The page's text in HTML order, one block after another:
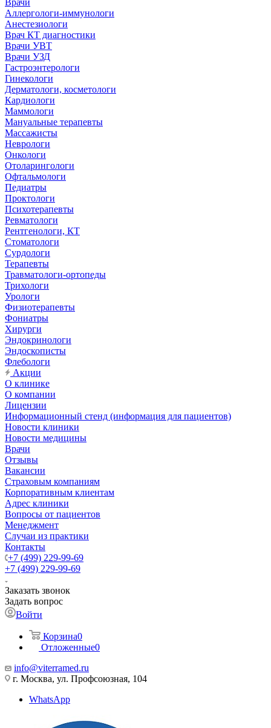
Врачи
Аллергологи-иммунологи
Анестезиологи
Врач КТ диагностики
Врачи УВТ
Врачи УЗД
Гастроэнтерологи
Гинекологи
Дерматологи, косметологи
Кардиологи
Маммологи
Мануальные терапевты
Массажисты
Неврологи
Онкологи
Отоларингологи
Офтальмологи
Педиатры
Проктологи
Психотерапевты
Ревматологи
Рентгенологи, КТ
Стоматологи
Сурдологи
Терапевты
Травматологи-ортопеды
Трихологи
Урологи
Физиотерапевты
Фониатры
Хирурги
Эндокринологи
Эндоскописты
Флебологи
Акции
О клинике
О компании
Лицензии
Информационный стенд (информация для пациентов)
Новости клиники
Новости медицины
Врачи
Отзывы
Вакансии
Страховым компаниям
Корпоративным клиентам
Адрес клиники
Вопросы от пациентов
Менеджмент
Случаи из практики
Контакты
+7 (499) 229-99-69
+7 (499) 229-99-69
Заказать звонок
Задать вопрос
Войти
Корзина0
Отложенные0
info@viterramed.ru
г. Москва, ул. Профсоюзная, 104
WhatsApp